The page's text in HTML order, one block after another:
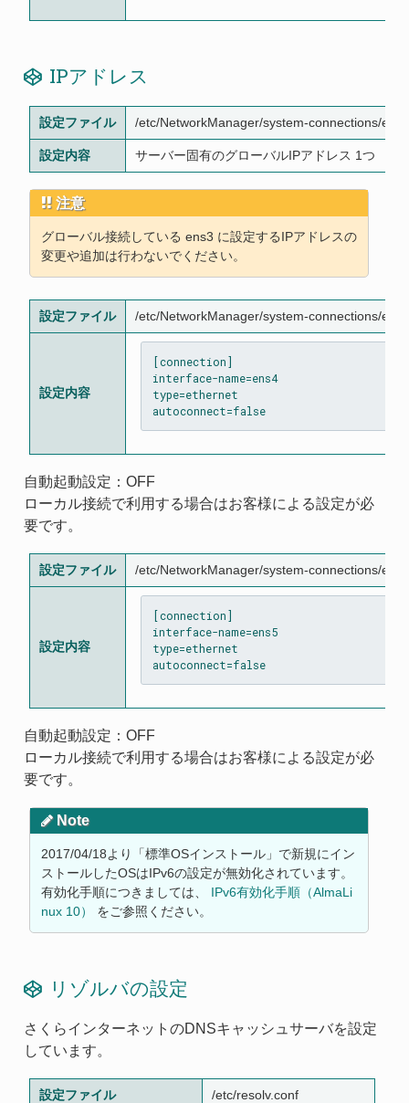
IPアドレス
設定ファイル /etc/NetworkManager/system-connections/ens3
設定内容 サーバー固有のグローバルIPアドレス 1つ
注意
グローバル接続している ens3 に設定するIPアドレスの
変更や追加は行わないでください。
設定ファイル /etc/NetworkManager/system-connections/ens4
設定内容
[connection]
interface-name=ens4
type=ethernet
autoconnect=false
自動起動設定：OFF
ローカル接続で利用する場合はお客様による設定が必
要です。
設定ファイル /etc/NetworkManager/system-connections/ens5
設定内容
[connection]
interface-name=ens5
type=ethernet
autoconnect=false
自動起動設定：OFF
ローカル接続で利用する場合はお客様による設定が必
要です。
Note
2017/04/18より「標準OSインストール」で新規にイン
ストールしたOSはIPv6の設定が無効化されています。
有効化手順につきましては、 IPv6有効化手順（AlmaLi
nux 10）
をご参照ください。
リゾルバの設定
さくらインターネットのDNSキャッシュサーバを設定
しています。
設定ファイル /etc/resolv.conf